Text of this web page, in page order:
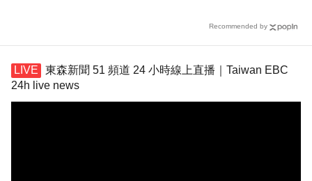
Recommended by
東森新聞 51 頻道 24 小時線上直播｜Taiwan EBC
24h live news